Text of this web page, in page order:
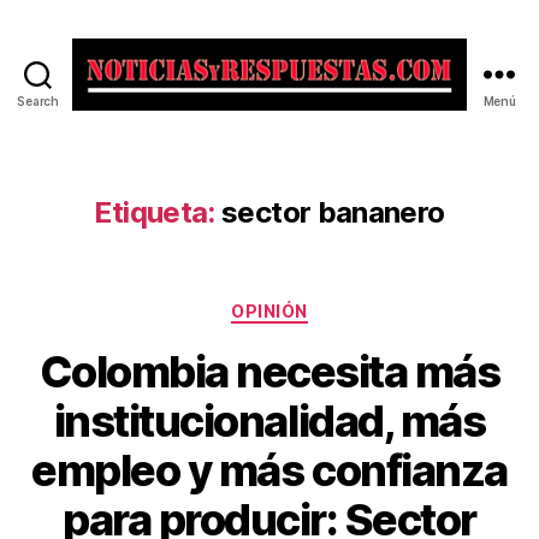
Search Menú
Etiqueta: sector bananero
Categorías
OPINIÓN
Colombia necesita más
institucionalidad, más
empleo y más confianza
para producir: Sector